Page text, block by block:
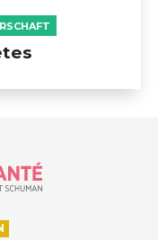
ma santé, by